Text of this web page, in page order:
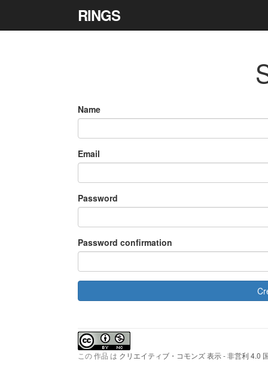
RINGS
Name
Email
Password
Password confirmation
この 作品 は クリエイティブ・コモンズ 表示 - 非営利 4.0